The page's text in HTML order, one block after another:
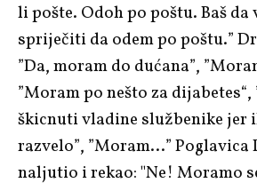
li pošte. Odoh po poštu. Baš da
spriječiti da odem po poštu.”
”Da, moram do dućana”,
”Moram po nešto za
škicnuti vladine službenike jer
razvelo”, ”Moram…” Poglavica
naljutio i rekao: "Ne! Moramo